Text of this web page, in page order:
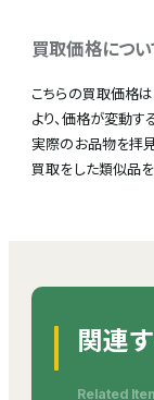
買取価格につい
こちらの買取価格
より、価格が変動す
実際のお品物を拝
買取をした類似品
関連
Related